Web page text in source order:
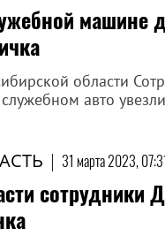
машине
области
авто
| 31 марта 2023,
сотрудники